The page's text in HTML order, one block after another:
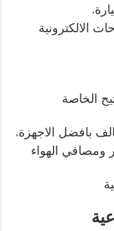
الالكترونية
الخاصة
بافضل الاجهزة.
ومصافي الهواء